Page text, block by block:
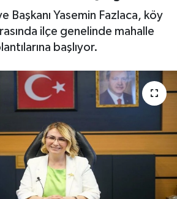
Başkanı Yasemin Fazlaca, köy
ilçe genelinde mahalle
başlıyor.